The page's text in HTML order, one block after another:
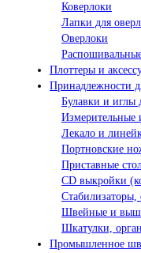
Коверлоки
Лапки для
Оверлоки
Плоттеры и
Принадлежности
Булавки и иглы
Измерительные
Лекало и
Портновские
Приставные
СD выкройки
Швейные и
Шкатулки,
Промышленное